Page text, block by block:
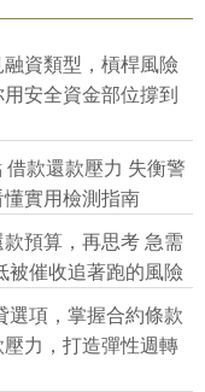
融資類型，槓桿風險
安全資金部位撐到
借款還款壓力 失衡警
實用檢測指南
款預算，再思考 急需
被催收追著跑的風險
選項，掌握合約條款
力，打造彈性週轉